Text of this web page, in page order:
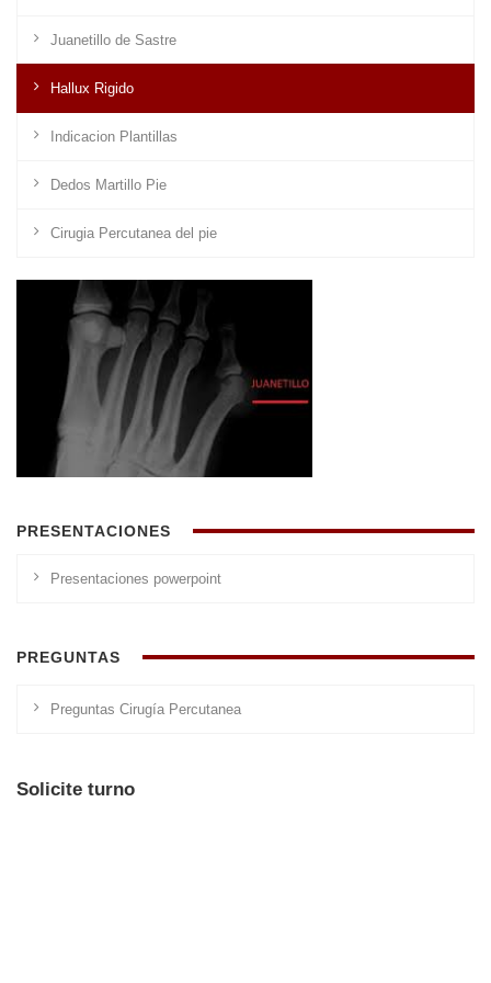
Juanetillo de Sastre
Hallux Rigido
Indicacion Plantillas
Dedos Martillo Pie
Cirugia Percutanea del pie
PRESENTACIONES
Presentaciones powerpoint
PREGUNTAS
Preguntas Cirugía Percutanea
Solicite turno